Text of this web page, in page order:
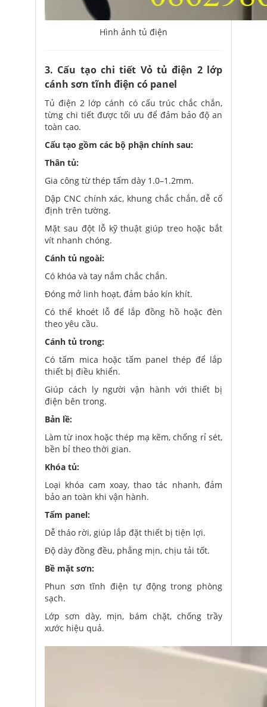
Hình ảnh tủ điện
3. Cấu tạo chi tiết Vỏ tủ điện 2 lớp
cánh sơn tĩnh điện có panel
Tủ điện 2 lớp cánh có cấu trúc chắc chắn,
từng chi tiết được tối ưu để đảm bảo độ an
toàn cao.
Cấu tạo gồm các bộ phận chính sau:
Thân tủ:
Gia công từ thép tấm dày 1.0–1.2mm.
Dập CNC chính xác, khung chắc chắn, dễ cố
định trên tường.
Mặt sau đột lỗ kỹ thuật giúp treo hoặc bắt
vít nhanh chóng.
Cánh tủ ngoài:
Có khóa và tay nắm chắc chắn.
Đóng mở linh hoạt, đảm bảo kín khít.
Có thể khoét lỗ để lắp đồng hồ hoặc đèn
theo yêu cầu.
Cánh tủ trong:
Có tấm mica hoặc tấm panel thép để lắp
thiết bị điều khiển.
Giúp cách ly người vận hành với thiết bị
điện bên trong.
Bản lề:
Làm từ inox hoặc thép mạ kẽm, chống rỉ sét,
bền bỉ theo thời gian.
Khóa tủ:
Loại khóa cam xoay, thao tác nhanh, đảm
bảo an toàn khi vận hành.
Tấm panel:
Dễ tháo rời, giúp lắp đặt thiết bị tiện lợi.
Độ dày đồng đều, phẳng mịn, chịu tải tốt.
Bề mặt sơn:
Phun sơn tĩnh điện tự động trong phòng
sạch.
Lớp sơn dày, mịn, bám chặt, chống trầy
xước hiệu quả.